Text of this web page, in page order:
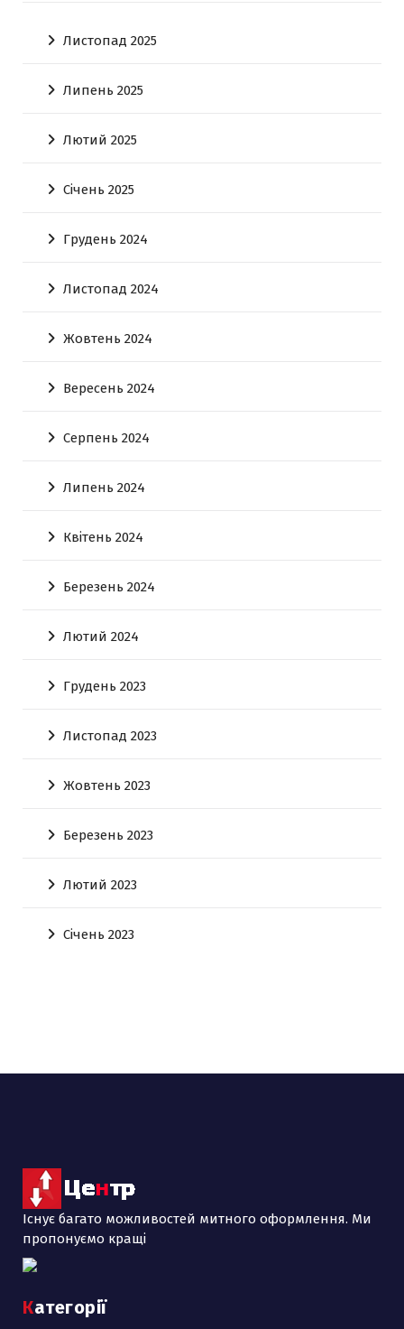
Листопад 2025
Липень 2025
Лютий 2025
Січень 2025
Грудень 2024
Листопад 2024
Жовтень 2024
Вересень 2024
Серпень 2024
Липень 2024
Квітень 2024
Березень 2024
Лютий 2024
Грудень 2023
Листопад 2023
Жовтень 2023
Березень 2023
Лютий 2023
Січень 2023
Існує багато можливостей митного оформлення. Ми
пропонуємо кращі
Категорії